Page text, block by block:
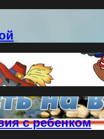
с ребенком